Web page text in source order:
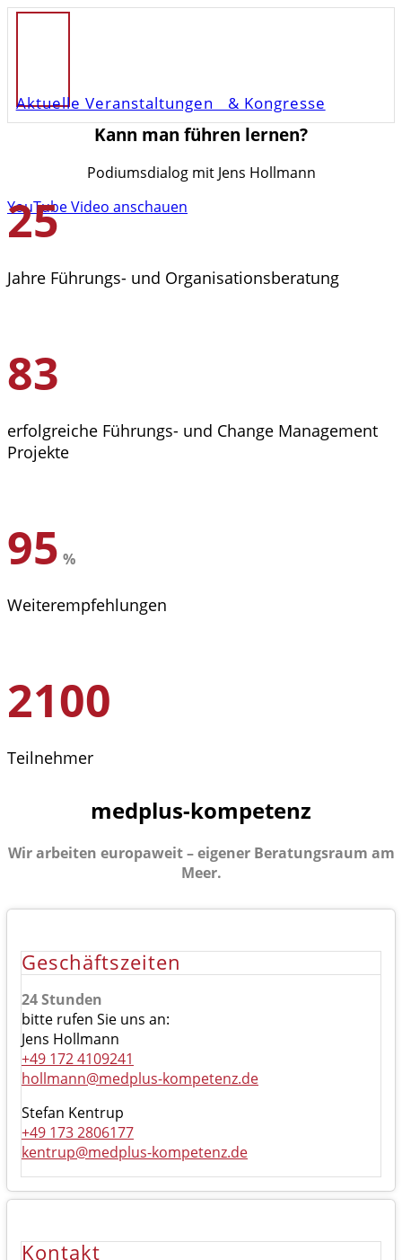
Aktuelle Veranstaltungen & Kongresse
Kann man führen lernen?
Podiumsdialog mit Jens Hollmann
YouTube Video anschauen
25
Jahre Führungs- und Organisationsberatung
83
erfolgreiche Führungs- und Change Management
Projekte
95 %
Weiterempfehlungen
2100
Teilnehmer
medplus-kompetenz
Wir arbeiten europaweit – eigener Beratungsraum am
Meer.
Geschäftszeiten
24 Stunden
bitte rufen Sie uns an:
Jens Hollmann
+49 172 4109241
hollmann@medplus-kompetenz.de
Stefan Kentrup
+49 173 2806177
kentrup@medplus-kompetenz.de
Kontakt